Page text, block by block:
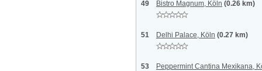
49 Bistro Magnum, Köln (0.26 km)
51 Delhi Palace, Köln (0.27 km)
53 Peppermint Cantina Mexikana,